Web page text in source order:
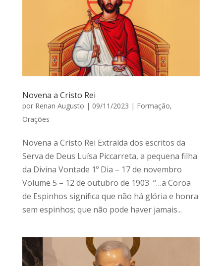
Novena a Cristo Rei
por Renan Augusto | 09/11/2023 | Formação,
Orações
Novena a Cristo Rei Extraída dos escritos da
Serva de Deus Luísa Piccarreta, a pequena filha
da Divina Vontade 1º Dia – 17 de novembro
Volume 5 – 12 de outubro de 1903 “…a Coroa
de Espinhos significa que não há glória e honra
sem espinhos; que não pode haver jamais...